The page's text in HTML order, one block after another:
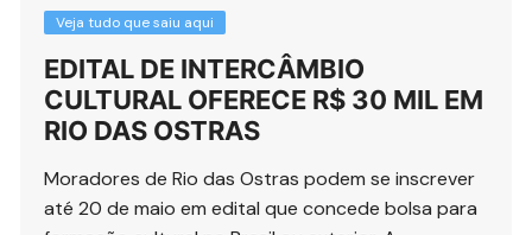
Veja tudo que saiu aqui
EDITAL DE INTERCÂMBIO
CULTURAL OFERECE R$ 30 MIL EM
RIO DAS OSTRAS
Moradores de Rio das Ostras podem se inscrever
até 20 de maio em edital que concede bolsa para